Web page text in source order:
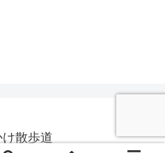
散歩道